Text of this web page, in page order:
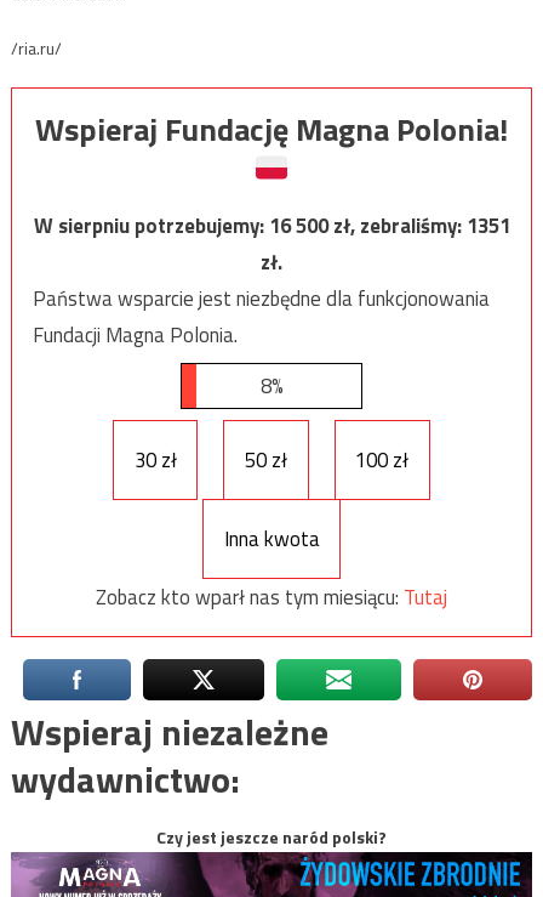
/ria.ru/
Wspieraj Fundację Magna Polonia!
W sierpniu potrzebujemy:16 500zł, zebraliśmy:1351
zł.
Państwa wsparcie jest niezbędne dla funkcjonowania
Fundacji Magna Polonia.
8%
30 zł 50 zł 100 zł
Inna kwota
Zobacz kto wparł nas tym miesiącu: Tutaj
Wspieraj niezależne
wydawnictwo:
Czy jest jeszcze naród polski?